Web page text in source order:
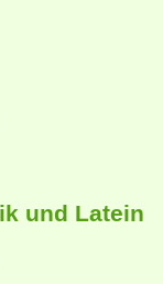
und Latein